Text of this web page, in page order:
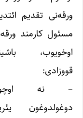
ورقه‌نی تقدیم ائتدیم.
مسئول کارمند ورقه‌نی
اوخویوب، باشینی
قووزادی:
– نه اوچون
دوغولدوغون یئرین